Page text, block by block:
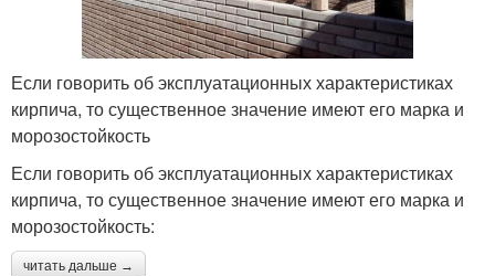
Если говорить об эксплуатационных характеристиках
кирпича, то существенное значение имеют его марка и
морозостойкость
Если говорить об эксплуатационных характеристиках
кирпича, то существенное значение имеют его марка и
морозостойкость:
читать дальше →